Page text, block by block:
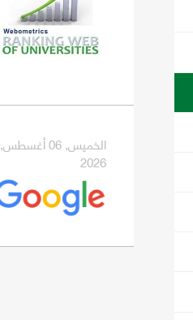
الخميس, 06 أغسطس,
2026